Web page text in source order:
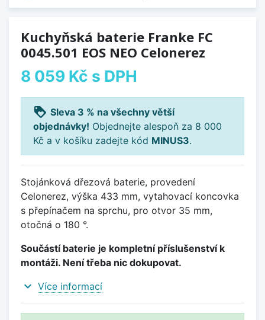
Kuchyňská baterie Franke FC
0045.501 EOS NEO Celonerez
8 059 Kč s DPH
loyalty Sleva 3 % na všechny větší
objednávky! Objednejte alespoň za 8 000
Kč a v košíku zadejte kód MINUS3.
Stojánková dřezová baterie, provedení
Celonerez, výška 433 mm, vytahovací koncovka
s přepínačem na sprchu, pro otvor 35 mm,
otočná o 180 °.
Součástí baterie je kompletní příslušenství k
montáži. Není třeba nic dokupovat.
expand_more Více informací